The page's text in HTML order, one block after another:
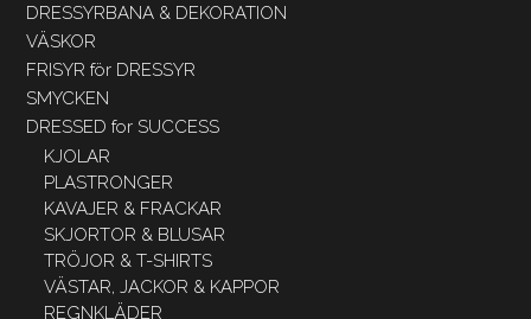
DRESSYRBANA & DEKORATION
VÄSKOR
FRISYR för DRESSYR
SMYCKEN
DRESSED for SUCCESS
KJOLAR
PLASTRONGER
KAVAJER & FRACKAR
SKJORTOR & BLUSAR
TRÖJOR & T-SHIRTS
VÄSTAR, JACKOR & KAPPOR
REGNKLÄDER